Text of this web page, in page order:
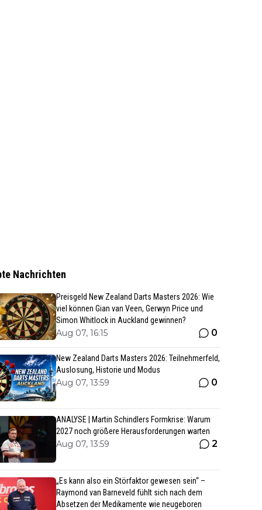
Nachrichten
Preisgeld New Zealand Darts Masters 2026: Wie
viel können Gian van Veen, Gerwyn Price und
Simon Whitlock in Auckland gewinnen?
Aug 07, 16:15 0
New Zealand Darts Masters 2026: Teilnehmerfeld,
Auslosung, Historie und Modus
Aug 07, 13:59 0
ANALYSE | Martin Schindlers Formkrise: Warum
2027 noch größere Herausforderungen warten
Aug 07, 13:59 2
„Es kann also ein Störfaktor gewesen sein“ –
Raymond van Barneveld fühlt sich nach dem
Absetzen der Medikamente wie neugeboren